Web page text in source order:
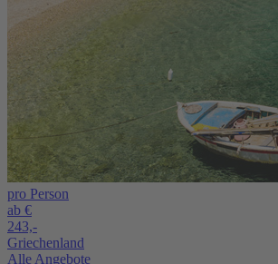
pro Person
ab €
243,-
Griechenland
Alle Angebote